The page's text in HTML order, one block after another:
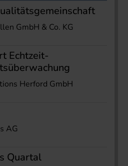
GmbH & Co. KG
Echtzeit-
Herford GmbH
AG
Quartal